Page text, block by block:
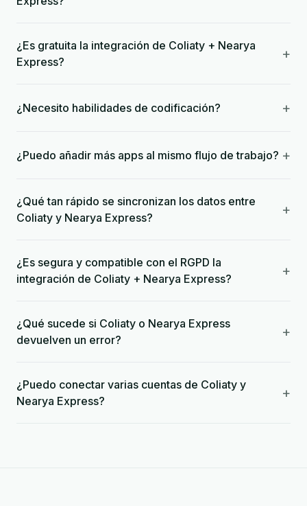
¿Es gratuita la integración de Coliaty + Nearya
Express?
+
¿Necesito habilidades de codificación? +
¿Puedo añadir más apps al mismo flujo de trabajo? +
¿Qué tan rápido se sincronizan los datos entre
Coliaty y Nearya Express?
+
¿Es segura y compatible con el RGPD la
integración de Coliaty + Nearya Express?
+
¿Qué sucede si Coliaty o Nearya Express
devuelven un error?
+
¿Puedo conectar varias cuentas de Coliaty y
Nearya Express?
+